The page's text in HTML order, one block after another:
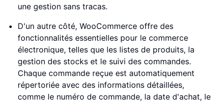
une gestion sans tracas.
D'un autre côté, WooCommerce offre des
fonctionnalités essentielles pour le commerce
électronique, telles que les listes de produits, la
gestion des stocks et le suivi des commandes.
Chaque commande reçue est automatiquement
répertoriée avec des informations détaillées,
comme le numéro de commande, la date d'achat, le